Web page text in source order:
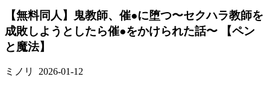
【無料同人】鬼教師、催●に堕つ〜セクハラ教師を
成敗しようとしたら催●をかけられた話〜 【ペン
と魔法】
ミノリ 2026-01-12